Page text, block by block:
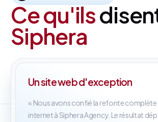
Ce qu'ils
Siphera
Un site web d'exception
« Nous avons confié la refonte
internet à Siphera Agency. Le résultat